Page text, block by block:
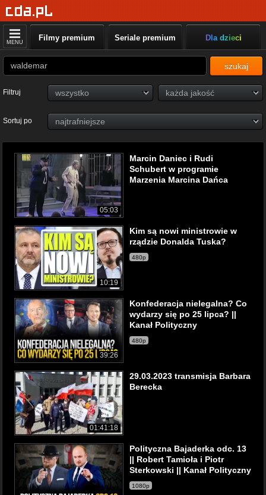
MENU Filmy premium Seriale premium Dla dzieci
szukaj
Filtruj
Sortuj po
05:03
Marcin Daniec i Rudi
Schubert w programie
Marzenia Marcina Dańca
10:19
Kim są nowi ministrowie w
rządzie Donalda Tuska?
480p
39:26
Konfederacja nielegalna? Co
wydarzy się po 25 lipca? ||
Kanał Polityczny
480p
01:41:18
29.03.2023 transmisja Barbara
Berecka
Polityczna Bajaderka odc. 13
|| Robert Tamioła i Piotr
Sterkowski || Kanał Polityczny
1080p